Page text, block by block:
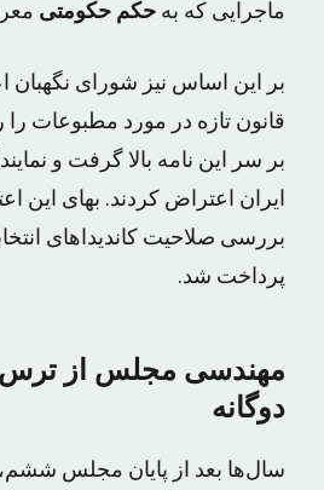
ماجرایی که به حکم حکومتی
بر این اساس نیز شورای نگهبان
قانون تازه در مورد مطبوعات
بر سر این نامه بالا گرفت و
ایران اعتراض کردند. بهای این
بررسی صلاحیت کاندیداهای
پرداخت شد.
مهندسی مجلس از
دوگانه
سال‌ها بعد از پایان مجلس ششم،